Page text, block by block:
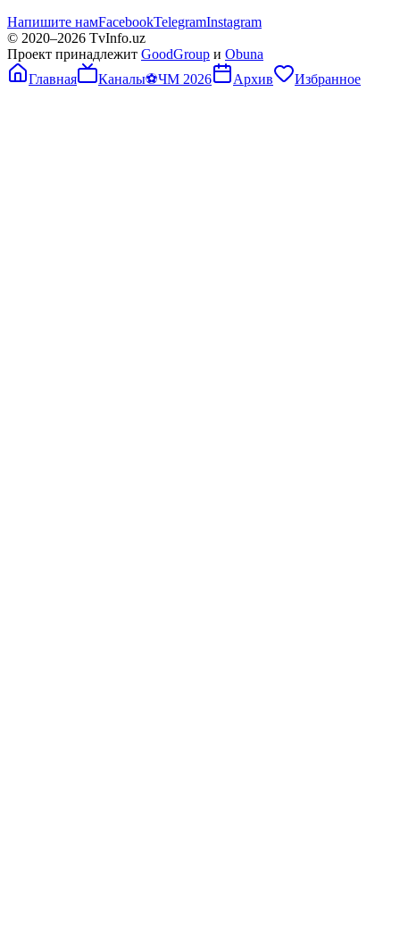
Напишите намFacebookTelegramInstagram
© 2020–2026 TvInfo.uz
Проект принадлежит GoodGroup и Obuna
Главная
Каналы⚽ЧМ 2026 Архив Избранное